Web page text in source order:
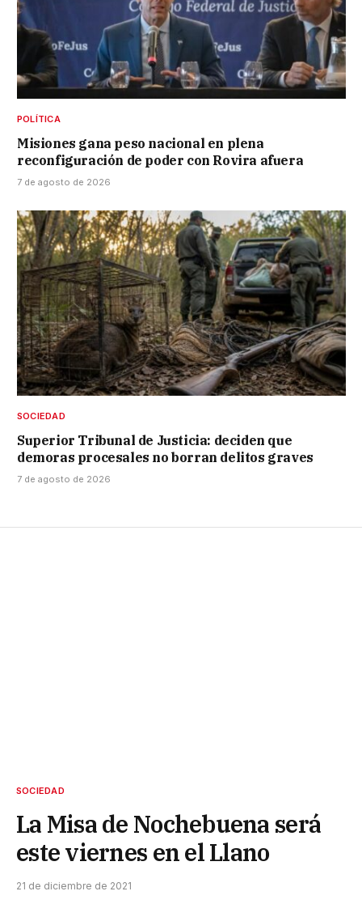
POLÍTICA
Misiones gana peso nacional en plena
reconfiguración de poder con Rovira afuera
7 de agosto de 2026
SOCIEDAD
Superior Tribunal de Justicia: deciden que
demoras procesales no borran delitos graves
7 de agosto de 2026
SOCIEDAD
La Misa de Nochebuena será
este viernes en el Llano
21 de diciembre de 2021